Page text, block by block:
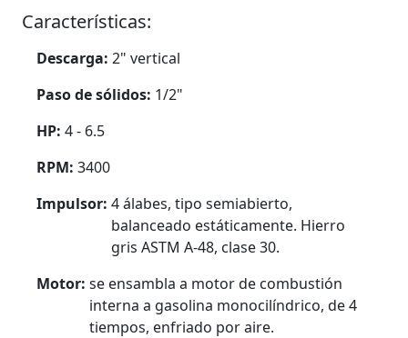
Características:
Descarga: 2" vertical
Paso de sólidos: 1/2"
HP: 4 - 6.5
RPM: 3400
Impulsor: 4 álabes, tipo semiabierto,
balanceado estáticamente. Hierro
gris ASTM A-48, clase 30.
Motor: se ensambla a motor de combustión
interna a gasolina monocilíndrico, de 4
tiempos, enfriado por aire.